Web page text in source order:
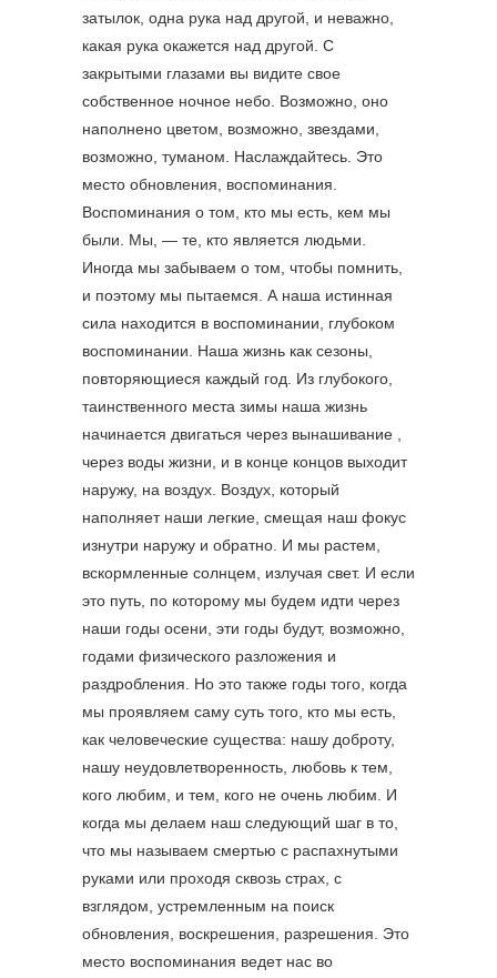
затылок, одна рука над другой, и неважно,
какая рука окажется над другой. С
закрытыми глазами вы видите свое
собственное ночное небо. Возможно, оно
наполнено цветом, возможно, звездами,
возможно, туманом. Наслаждайтесь. Это
место обновления, воспоминания.
Воспоминания о том, кто мы есть, кем мы
были. Мы, — те, кто является людьми.
Иногда мы забываем о том, чтобы помнить,
и поэтому мы пытаемся. А наша истинная
сила находится в воспоминании, глубоком
воспоминании. Наша жизнь как сезоны,
повторяющиеся каждый год. Из глубокого,
таинственного места зимы наша жизнь
начинается двигаться через вынашивание ,
через воды жизни, и в конце концов выходит
наружу, на воздух. Воздух, который
наполняет наши легкие, смещая наш фокус
изнутри наружу и обратно. И мы растем,
вскормленные солнцем, излучая свет. И если
это путь, по которому мы будем идти через
наши годы осени, эти годы будут, возможно,
годами физического разложения и
раздробления. Но это также годы того, когда
мы проявляем саму суть того, кто мы есть,
как человеческие существа: нашу доброту,
нашу неудовлетворенность, любовь к тем,
кого любим, и тем, кого не очень любим. И
когда мы делаем наш следующий шаг в то,
что мы называем смертью с распахнутыми
руками или проходя сквозь страх, с
взглядом, устремленным на поиск
обновления, воскрешения, разрешения. Это
место воспоминания ведет нас во